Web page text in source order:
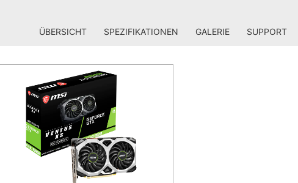
ÜBERSICHT SPEZIFIKATIONEN GALERIE SUPPORT